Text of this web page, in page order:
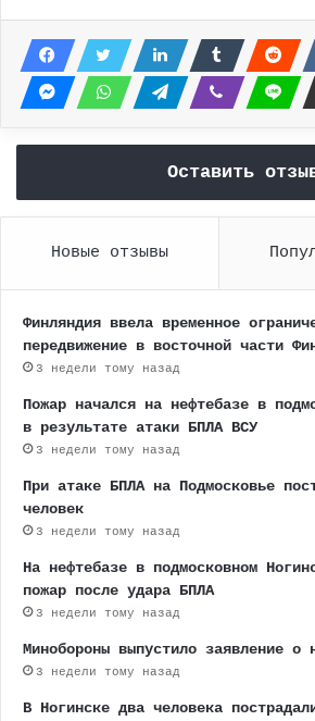
Оставить
Новые отзывы
Финляндия ввела временное
передвижение в восточной части
3 недели тому назад
Пожар начался на нефтебазе в
в результате атаки БПЛА ВСУ
3 недели тому назад
При атаке БПЛА на Подмосковье
человек
3 недели тому назад
На нефтебазе в подмосковном
пожар после удара БПЛА
3 недели тому назад
Минобороны выпустило заявление о
3 недели тому назад
В Ногинске два человека